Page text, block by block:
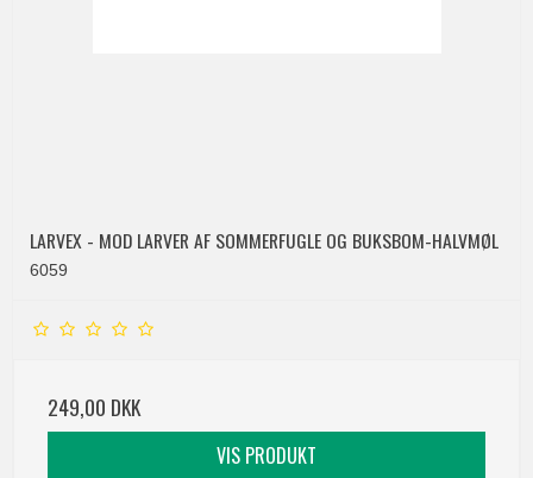
LARVEX - MOD LARVER AF SOMMERFUGLE OG BUKSBOM-HALVMØL
6059
249,00 DKK
VIS PRODUKT